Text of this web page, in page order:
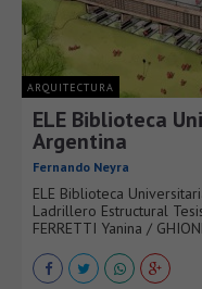
ARQUITECTURA
ELE Biblioteca
Argentina
Fernando Neyra
ELE Biblioteca
Ladrillero Estructural
FERRETTI Yanina /